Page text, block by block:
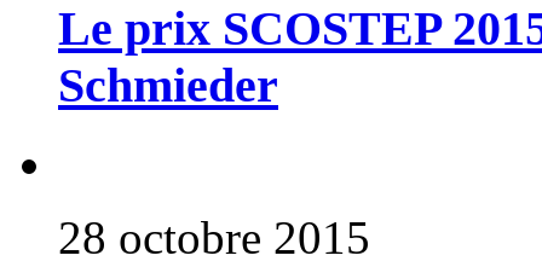
Le prix SCOSTEP
Schmieder
28 octobre 2015